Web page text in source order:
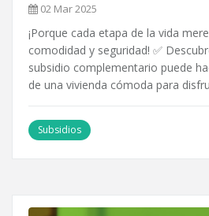
02 Mar 2025
¡Porque cada etapa de la vida
comodidad y seguridad! ✅
subsidio complementario puede
de una vivienda cómoda para
Subsidios